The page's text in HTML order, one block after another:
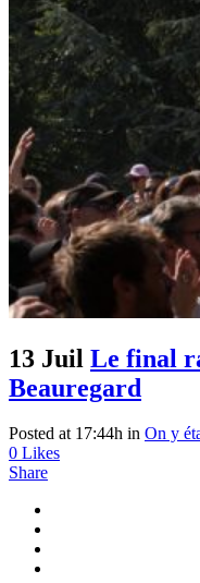
13 Juil Le final
Beauregard
Posted at 17:44h in On y
0 Likes
Share